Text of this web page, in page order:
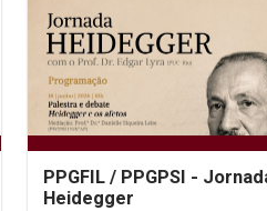
PPGFIL / PPGPSI -
Heidegger